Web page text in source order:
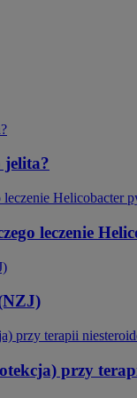
jelita?
leczenie
przy